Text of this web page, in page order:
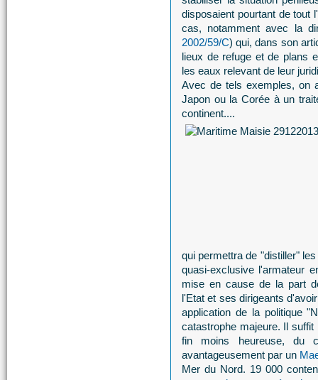
disposaient pourtant de tout
cas, notamment avec la
2002/59/C) qui, dans son
lieux de refuge et de plans
les eaux relevant de leur
Avec de tels exemples, on
Japon ou la Corée à un
continent....
qui permettra de "distiller"
quasi-exclusive l'armateur
mise en cause de la part
l'Etat et ses dirigeants
application de la politique
catastrophe majeure. Il
fin moins heureuse, du
avantageusement par un
Mer du Nord. 19 000